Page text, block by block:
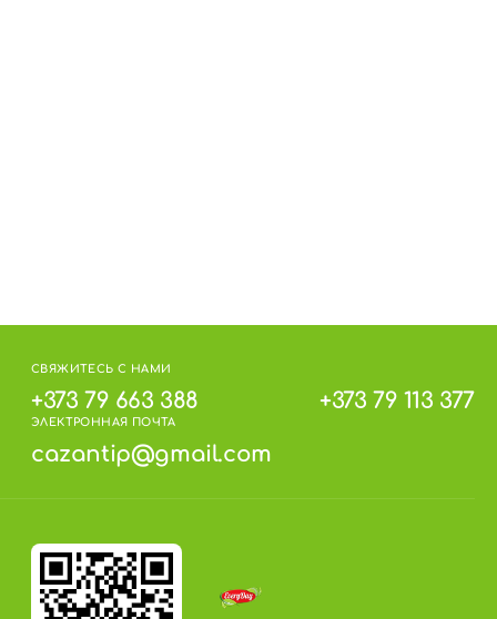
СВЯЖИТЕСЬ С НАМИ
+373 79 663 388 +373 79 113 377
ЭЛЕКТРОННАЯ ПОЧТА
cazantip@gmail.com